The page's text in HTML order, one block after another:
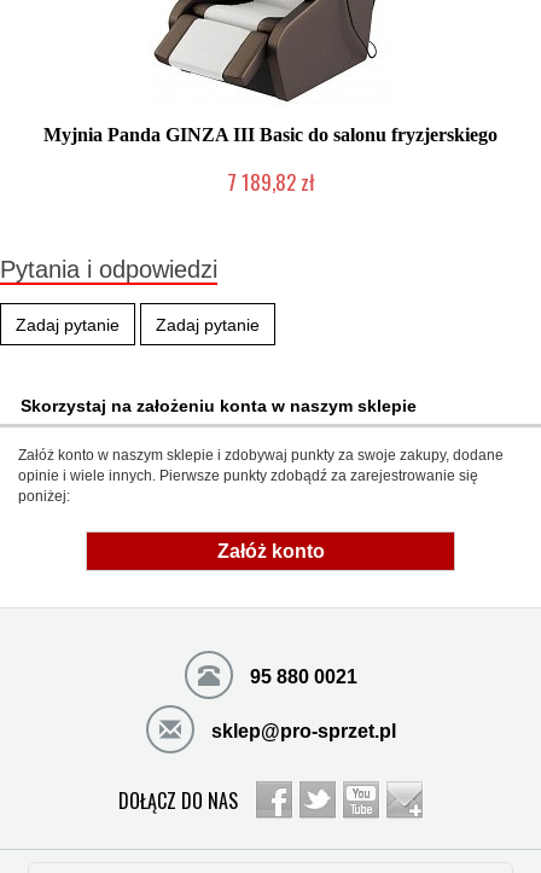
Myjnia Panda GINZA III Basic do salonu fryzjerskiego
7 189,82 zł
Pytania i odpowiedzi
Zadaj pytanie Zadaj pytanie
Skorzystaj na założeniu konta w naszym sklepie
Załóż konto w naszym sklepie i zdobywaj punkty za swoje zakupy, dodane
opinie i wiele innych. Pierwsze punkty zdobądź za zarejestrowanie się
poniżej:
Załóż konto
95 880 0021
sklep@pro-sprzet.pl
DOŁĄCZ DO NAS